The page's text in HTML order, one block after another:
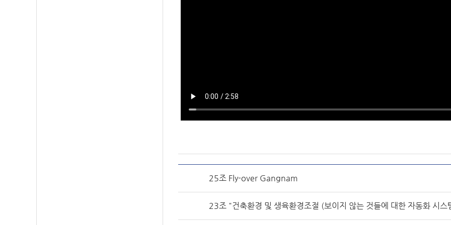
25조 Fly-over Gangnam
23조 "건축환경 및 생육환경조절 (보이지 않는 것들에 대한 자동화 시스